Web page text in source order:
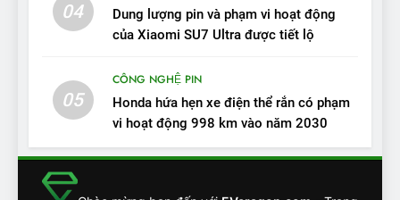
12
VinFast VF7 – Mẫu xe cá
ĐÁNH GIÁ XE
Chuyên gia tiết lộ bài test
đối về an toàn trên VinFast
04
Dung lượng pin và phạm vi hoạt động
của Xiaomi SU7 Ultra được tiết lộ
05
CÔNG NGHỆ PIN
Honda hứa hẹn xe điện thể rắn có phạm
vi hoạt động 998 km vào năm 2030